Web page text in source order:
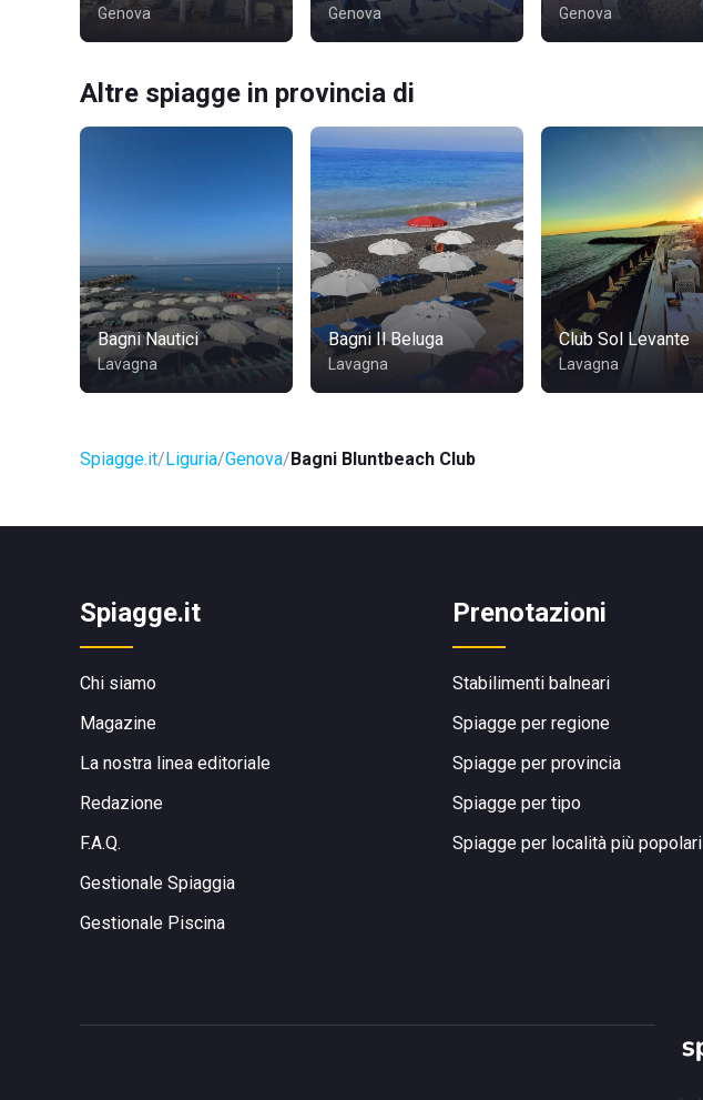
Genova Genova Genova
Altre spiagge in provincia di
Bagni Nautici
Lavagna
Bagni Il Beluga
Lavagna
Club Sol Levante
Lavagna
Spiagge.it Liguria Genova Bagni Bluntbeach Club
Spiagge.it
Chi siamo
Magazine
La nostra linea editoriale
Redazione
F.A.Q.
Gestionale Spiaggia
Gestionale Piscina
Prenotazioni
Stabilimenti balneari
Spiagge per regione
Spiagge per provincia
Spiagge per tipo
Spiagge per località più popolari